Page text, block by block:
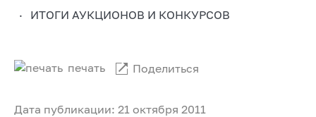
ИТОГИ АУКЦИОНОВ И КОНКУРСОВ
Дата публикации: 21 октября 2011
печать Поделиться